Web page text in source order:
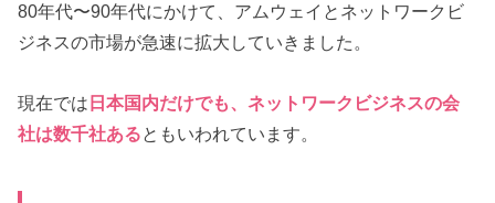
80年代〜90年代にかけて、アムウェイとネットワークビ
ジネスの市場が急速に拡大していきました。
現在では 日本国内だけでも、ネットワークビジネスの会
社は数千社あるともいわれています。